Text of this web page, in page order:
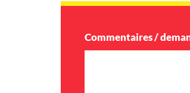
Commentaires /